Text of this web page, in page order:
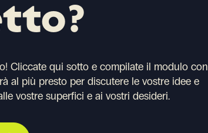
Cliccate qui sotto e compilate il modulo con
al più presto per discutere le vostre idee e
vostre superfici e ai vostri desideri.